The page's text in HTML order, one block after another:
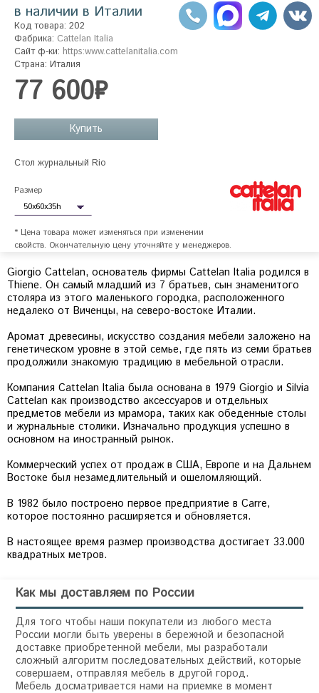
в наличии в Италии
Код товара: 202
Фабрика: Cattelan Italia
Сайт ф-ки: https:www.cattelanitalia.com
Страна: Италия
77 600₽
Купить
Размер
* Цена товара может изменяться при изменении
свойств. Окончательную цену уточняйте у менеджеров.
Giorgio Cattelan, основатель фирмы Cattelan Italia родился в
Thiene. Он самый младший из 7 братьев, сын знаменитого
столяра из этого маленького городка, расположенного
недалеко от Виченцы, на северо-востоке Италии.
Аромат древесины, искусство создания мебели заложено на
генетическом уровне в этой семье, где пять из семи братьев
продолжили знакомую традицию в мебельной отрасли.
Компания Cattelan Italia была основана в 1979 Giorgio и Silvia
Cattelan как производство аксессуаров и отдельных
предметов мебели из мрамора, таких как обеденные столы
и журнальные столики. Изначально продукция успешно в
основном на иностранный рынок.
Коммерческий успех от продаж в США, Европе и на Дальнем
Востоке был незамедлительный и ошеломляющий.
В 1982 было построено первое предприятие в Carre,
которое постоянно расширяется и обновляется.
В настоящее время размер производства достигает 33.000
квадратных метров.
Как мы доставляем по России
Для того чтобы наши покупатели из любого места
России могли быть уверены в бережной и безопасной
доставке приобретенной мебели, мы разработали
сложный алгоритм последовательных действий, которые
совершаем, отправляя мебель в другой город.
Мебель досматривается нами на приемке в момент